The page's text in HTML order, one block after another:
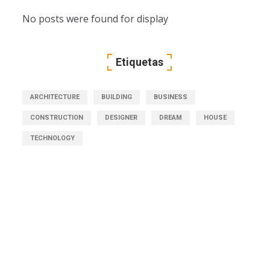
No posts were found for display
Etiquetas
ARCHITECTURE BUILDING BUSINESS
CONSTRUCTION DESIGNER DREAM HOUSE
TECHNOLOGY